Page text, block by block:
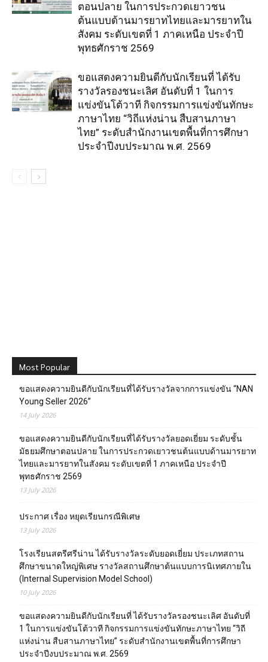
ตอนปลาย ในการประกวดเยาวชน
ต้นแบบด้านมารยาทไทยและมารยาทใน
สังคม ระดับเขตที่ 1 ภาคเหนือ ประจำปี
พุทธศักราช 2569
ขอแสดงความยินดีกับนักเรียนที่ ได้รับ
รางวัลรองชนะเลิศ อันดับที่ 1 ในการ
แข่งขันโต้วาที กิจกรรมการแข่งขันทักษะ
ภาษาไทย “วิถีแห่งน่าน สืบสานภาษา
ไทย” ระดับสำนักงานเขตพื้นที่การศึกษา
ประจำปีงบประมาณ พ.ศ. 2569
Most Popular
ขอแสดงความยินดีกับนักเรียนที่ได้รับรางวัลจากการแข่งขัน “NAN
Young Seller 2026”
14 July 2026
ขอแสดงความยินดีกับนักเรียนที่ได้รับรางวัลยอดเยี่ยม ระดับชั้น
มัธยมศึกษาตอนปลาย ในการประกวดเยาวชนต้นแบบด้านมารยาท
ไทยและมารยาทในสังคม ระดับเขตที่ 1 ภาคเหนือ ประจำปี
พุทธศักราช 2569
13 July 2026
ประกาศ เรื่อง หยุดเรียนกรณีพิเศษ
13 July 2026
โรงเรียนสตรีศรีน่าน ได้รับรางวัลระดับยอดเยี่ยม ประเภทสถาน
ศึกษาขนาดใหญ่พิเศษ รางวัลสถานศึกษาต้นแบบการนิเทศภายใน
(Internal Supervision Model School)
10 July 2026
ขอแสดงความยินดีกับนักเรียนที่ ได้รับรางวัลรองชนะเลิศ อันดับที่
1 ในการแข่งขันโต้วาที กิจกรรมการแข่งขันทักษะภาษาไทย “วิถี
แห่งน่าน สืบสานภาษาไทย” ระดับสำนักงานเขตพื้นที่การศึกษา
ประจำปีงบประมาณ พ.ศ. 2569